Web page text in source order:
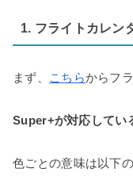
1. フライトカレン
まず、 こちらからフ
Super+が対応してい
色ごとの意味は以下の